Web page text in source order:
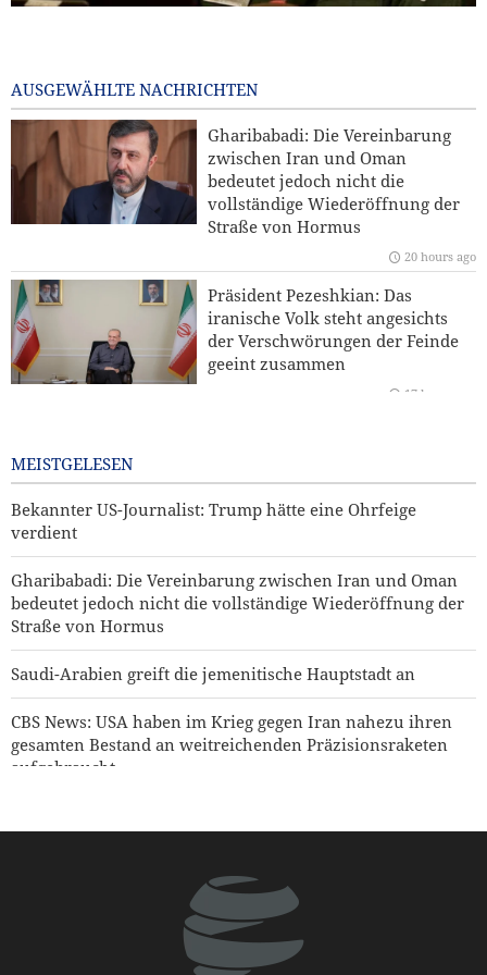
Kommentar | Die Zukunft der regionalen Sicherheit:
Warum eine Sicherheitsordnung unter Führung der
Staaten der Region unverzichtbar ist
Hamas: Der Angriff auf den Norden Jerusalems wird
unseren Widerstand gegen die Pläne zur Judaisierung
Yahya Saree: Wir haben die Stellungen der saudischen
Söldner mit ballistischen Raketen und Drohnen
zerschlagen
AUSGEWÄHLTE NACHRICHTEN
Gharibabadi: Die Vereinbarung
zwischen Iran und Oman
bedeutet jedoch nicht die
vollständige Wiederöffnung der
Straße von Hormus
20 hours ago
Präsident Pezeshkian: Das
iranische Volk steht angesichts
der Verschwörungen der Feinde
geeint zusammen
17 hours ago
18 hours ago
MEISTGELESEN
Bekannter US-Journalist: Trump hätte eine Ohrfeige
verdient
Gharibabadi: Die Vereinbarung zwischen Iran und Oman
bedeutet jedoch nicht die vollständige Wiederöffnung der
Straße von Hormus
Saudi-Arabien greift die jemenitische Hauptstadt an
CBS News: USA haben im Krieg gegen Iran nahezu ihren
gesamten Bestand an weitreichenden Präzisionsraketen
aufgebraucht
verbundene Einheiten auf
Jemenitischer Raketenangriff auf einen saudischen
Hakan Fidan: Israel hat keinerlei Absicht, Frieden zu